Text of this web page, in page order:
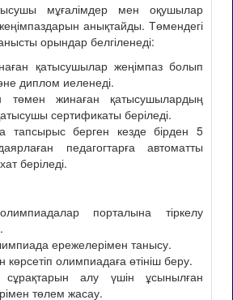
мұғалімдер мен оқушылар
анықтайды. Төмендегі
орындар белгіленеді:
қатысушылар жеңімпаз болып
диплом иеленеді.
төмен жинаған қатысушылардың
сертификаты беріледі.
тапсырыс берген кезде бірден 5
педагогтарға автоматты
беріледі.
порталына тіркелу
ережелерімен танысу.
олимпиадаға өтініш беру.
алу үшін ұсынылған
төлем жасау.